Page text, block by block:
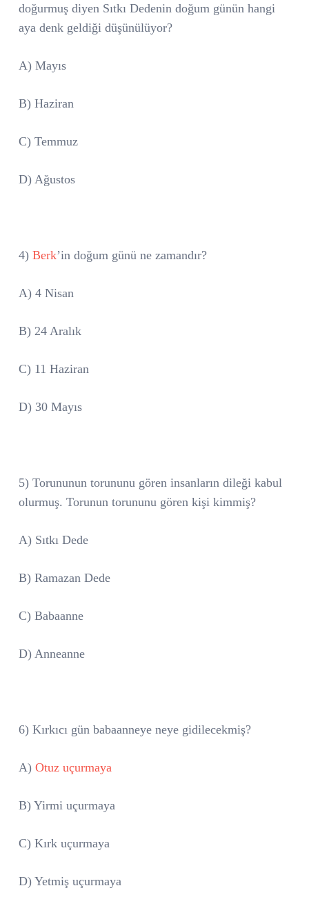
doğurmuş diyen Sıtkı Dedenin doğum günün hangi
aya denk geldiği düşünülüyor?
A) Mayıs
B) Haziran
C) Temmuz
D) Ağustos
4) Berk’in doğum günü ne zamandır?
A) 4 Nisan
B) 24 Aralık
C) 11 Haziran
D) 30 Mayıs
5) Torununun torununu gören insanların dileği kabul
olurmuş. Torunun torununu gören kişi kimmiş?
A) Sıtkı Dede
B) Ramazan Dede
C) Babaanne
D) Anneanne
6) Kırkıcı gün babaanneye neye gidilecekmiş?
A) Otuz uçurmaya
B) Yirmi uçurmaya
C) Kırk uçurmaya
D) Yetmiş uçurmaya